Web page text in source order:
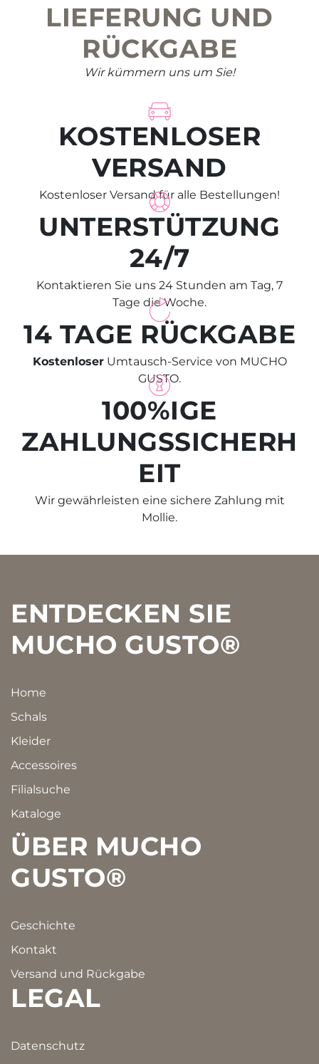
LIEFERUNG UND
RÜCKGABE
Wir kümmern uns um Sie!
KOSTENLOSER
VERSAND
Kostenloser Versand für alle Bestellungen!
UNTERSTÜTZUNG
24/7
Kontaktieren Sie uns 24 Stunden am Tag, 7
Tage die Woche.
14 TAGE RÜCKGABE
KostenloserUmtausch-Service von MUCHO
GUSTO.
100%IGE
ZAHLUNGSSICHERH
EIT
Wir gewährleisten eine sichere Zahlung mit
Mollie.
Footer
ENTDECKEN SIE
MUCHO GUSTO®
Home
Schals
Kleider
Accessoires
Filialsuche
Kataloge
ÜBER MUCHO
GUSTO®
Geschichte
Kontakt
Versand und Rückgabe
LEGAL
Datenschutz